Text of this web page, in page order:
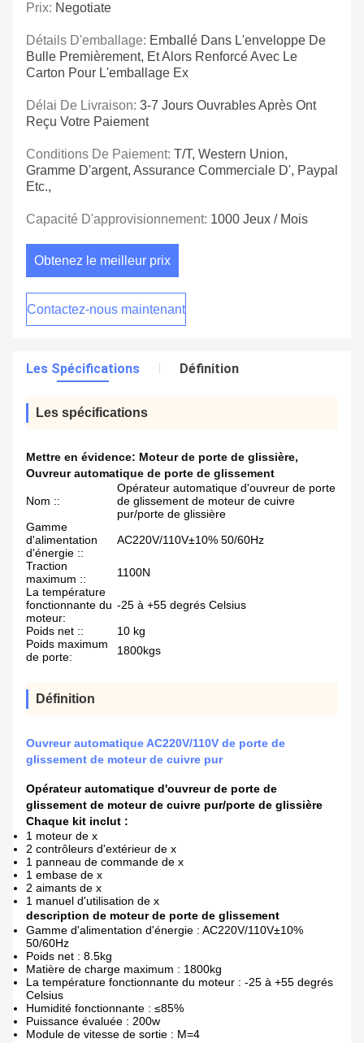
Prix: Negotiate
Détails D'emballage: Emballé Dans L'enveloppe De
Bulle Premièrement, Et Alors Renforcé Avec Le
Carton Pour L'emballage Ex
Délai De Livraison: 3-7 Jours Ouvrables Après Ont
Reçu Votre Paiement
Conditions De Paiement: T/T, Western Union,
Gramme D'argent, Assurance Commerciale D', Paypal
Etc.,
Capacité D'approvisionnement: 1000 Jeux / Mois
Obtenez le meilleur prix
Contactez-nous maintenant
Les Spécifications Définition
Les spécifications
Mettre en évidence: Moteur de porte de glissière,
Ouvreur automatique de porte de glissement
Nom ::
Opérateur automatique d'ouvreur de porte
de glissement de moteur de cuivre
pur/porte de glissière
Gamme
d'alimentation
d'énergie ::
AC220V/110V±10% 50/60Hz
Traction
maximum ::
1100N
La température
fonctionnante du
moteur:
-25 à +55 degrés Celsius
Poids net ::
10 kg
Poids maximum
de porte:
1800kgs
Définition
Ouvreur automatique AC220V/110V de porte de
glissement de moteur de cuivre pur
Opérateur automatique d'ouvreur de porte de
glissement de moteur de cuivre pur/porte de glissière
Chaque kit inclut :
1 moteur de x
2 contrôleurs d'extérieur de x
1 panneau de commande de x
1 embase de x
2 aimants de x
1 manuel d'utilisation de x
description de moteur de porte de glissement
Gamme d'alimentation d'énergie : AC220V/110V±10%
50/60Hz
Poids net : 8.5kg
Matière de charge maximum : 1800kg
La température fonctionnante du moteur : -25 à +55 degrés
Celsius
Humidité fonctionnante : ≤85%
Puissance évaluée : 200w
Module de vitesse de sortie : M=4